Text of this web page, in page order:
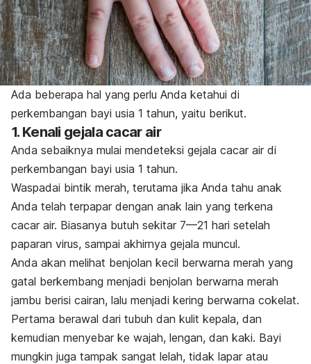
Ada beberapa hal yang perlu Anda ketahui di
perkembangan bayi usia 1 tahun, yaitu berikut.
1. Kenali gejala cacar air
Anda sebaiknya mulai mendeteksi gejala cacar air di
perkembangan bayi usia 1 tahun.
Waspadai bintik merah, terutama jika Anda tahu anak
Anda telah terpapar dengan anak lain yang terkena
cacar air. Biasanya butuh sekitar 7—21 hari setelah
paparan virus, sampai akhirnya gejala muncul.
Anda akan melihat benjolan kecil berwarna merah yang
gatal berkembang menjadi benjolan berwarna merah
jambu berisi cairan, lalu menjadi kering berwarna cokelat.
Pertama berawal dari tubuh dan kulit kepala, dan
kemudian menyebar ke wajah, lengan, dan kaki. Bayi
mungkin juga tampak sangat lelah, tidak lapar atau